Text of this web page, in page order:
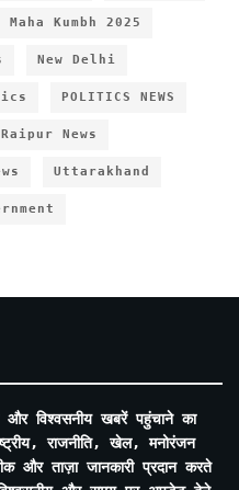
Maha Kumbh 2025
New Delhi
POLITICS NEWS
Raipur News
Uttarakhand
विश्वसनीय खबरें पहुंचाने का
राजनीति, खेल, मनोरंजन
और ताज़ा जानकारी प्रदान करते